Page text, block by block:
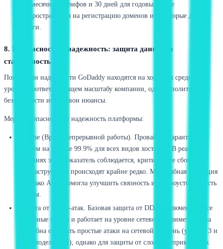
для месячных тарифов и 30 дней для годовых) и не
распространяется на регистрацию доменов и некоторые другие
услуги.
8. Безопасность и надежность: защита данных и
стабильность сети
Показатели надежности GoDaddy находятся на хорошем среднем
уровне, соответствующем масштабу компании, однако политика
безопасности имеет свои нюансы.
Меры безопасности и надежность платформы:
Uptime (Время непрерывной работы). Провайдер гарантирует
аптайм на уровне 99.9% для всех видов хостинга. В реальных
условиях этот показатель соблюдается, критические сбои
инфраструктуры происходят крайне редко. Масштабная миграция
в облако AWS помогла улучшить связность и отказоустойчивость
систем.
Защита от DDoS-атак. Базовая защита от DDoS включена во все
тарифные планы и работает на уровне сетевого периметра. Она
способна отражать простые атаки на сетевой уровень (уровни 3 и
4 по модели OSI), однако для защиты от сложных прикладных